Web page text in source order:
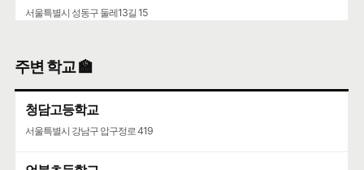
서울특별시 성동구 둘레13길 15
서울특별시 성동구 성수이로6길 10-2
주변 학교 🏫
청담고등학교
서울특별시 강남구 압구정로 419